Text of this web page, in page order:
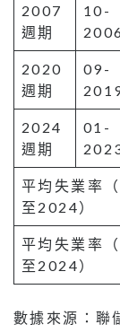
2007
週期
10-
2020
週期
09-
2024
週期
01-
平均失業率
至2024）
平均失業率
至2024）
數據來源：聯